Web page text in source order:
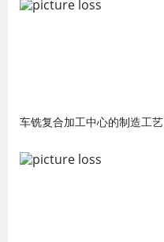
车铣复合加工中心的制造工艺